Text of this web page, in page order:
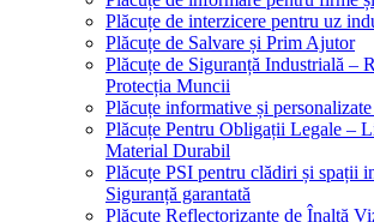
Plăcuțe de interzicere pentru uz
Plăcuțe de Salvare și Prim Ajutor
Plăcuțe de Siguranță Industrială –
Protecția Muncii
Plăcuțe informative și
Plăcuțe Pentru Obligații Legale –
Material Durabil
Plăcuțe PSI pentru clădiri și spații
Siguranță garantată
Plăcuțe Reflectorizante de Înaltă